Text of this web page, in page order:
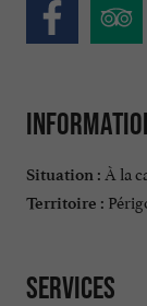
Situation : À la
Territoire :
Services